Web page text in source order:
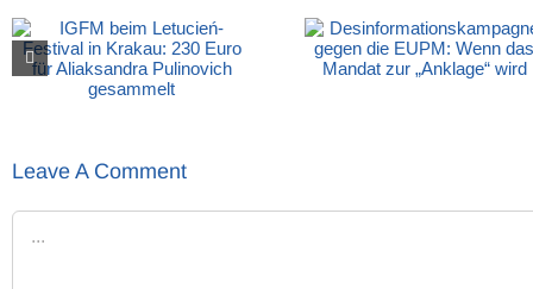
Leave A Comment
Comment